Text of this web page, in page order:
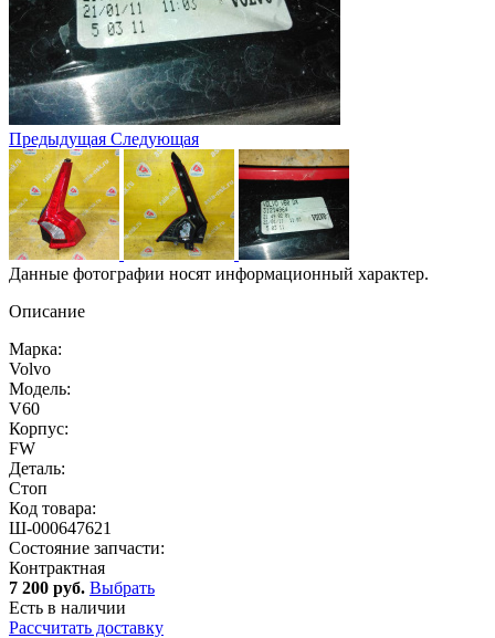
Предыдущая Следующая
Данные фотографии носят информационный характер.
Описание
Марка:
Volvo
Модель:
V60
Корпус:
FW
Деталь:
Стоп
Код товара:
Ш-000647621
Состояние запчасти:
Контрактная
7 200 руб. Выбрать
Есть в наличии
Рассчитать доставку